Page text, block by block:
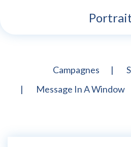
Campagnes
Message In A Window